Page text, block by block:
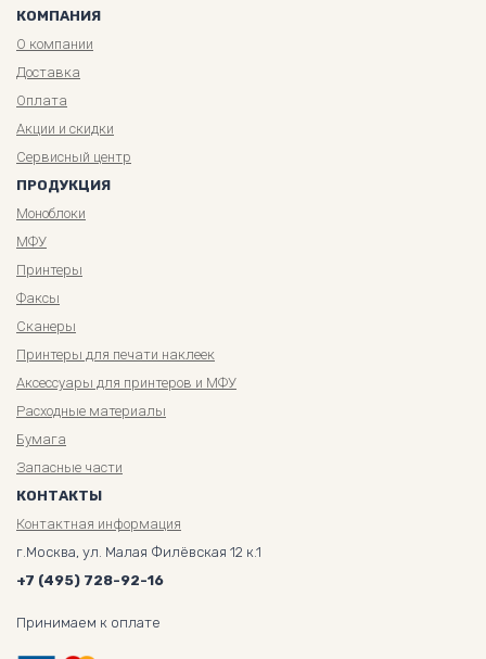
КОМПАНИЯ
О компании
Доставка
Оплата
Акции и скидки
Сервисный центр
ПРОДУКЦИЯ
Моноблоки
МФУ
Принтеры
Факсы
Сканеры
Принтеры для печати наклеек
Аксессуары для принтеров и МФУ
Расходные материалы
Бумага
Запасные части
КОНТАКТЫ
Контактная информация
г.Москва, ул. Малая Филёвская 12 к.1
+7 (495) 728-92-16
Принимаем к оплате